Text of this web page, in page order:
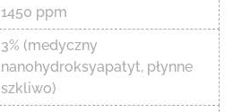
1450 ppm
3% (medyczny
nanohydroksyapatyt, płynne
szkliwo)